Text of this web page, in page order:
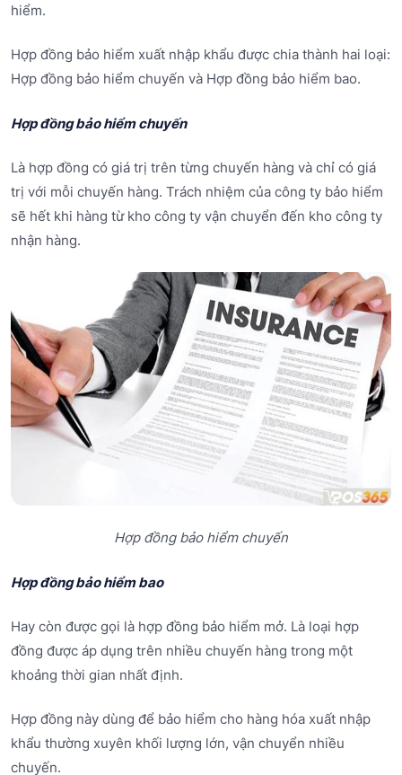
hiểm.
Hợp đồng bảo hiểm xuất nhập khẩu được chia thành hai loại:
Hợp đồng bảo hiểm chuyến và Hợp đồng bảo hiểm bao.
Hợp đồng bảo hiểm chuyến
Là hợp đồng có giá trị trên từng chuyến hàng và chỉ có giá
trị với mỗi chuyến hàng. Trách nhiệm của công ty bảo hiểm
sẽ hết khi hàng từ kho công ty vận chuyển đến kho công ty
nhận hàng.
Hợp đồng bảo hiểm chuyến
Hợp đồng bảo hiểm bao
Hay còn được gọi là hợp đồng bảo hiểm mở. Là loại hợp
đồng được áp dụng trên nhiều chuyến hàng trong một
khoảng thời gian nhất định.
Hợp đồng này dùng để bảo hiểm cho hàng hóa xuất nhập
khẩu thường xuyên khối lượng lớn, vận chuyển nhiều
chuyến.